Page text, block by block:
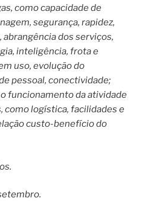
como capacidade de
segurança, rapidez,
dos serviços,
inteligência, frota e
uso, evolução do
pessoal, conectividade;
funcionamento da atividade
como logística, facilidades e
custo-benefício do